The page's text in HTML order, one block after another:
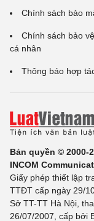
Chính sách bảo
Chính sách bảo
cá nhân
Thông báo hợp
Bản quyền © 2000-
INCOM
Giấy phép thiết lập
TTĐT cấp ngày 29/
Sở TT-TT Hà Nội,
26/07/2007, cấp bởi